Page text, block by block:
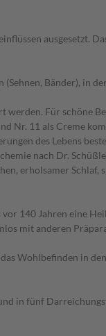
ausgesetzt.
Bänder), in
Für schöne
Nr. 11 als Creme
des Lebens
nach Dr.
erholsamer
140 Jahren eine
mit anderen
Wohlbefinden in
in fünf